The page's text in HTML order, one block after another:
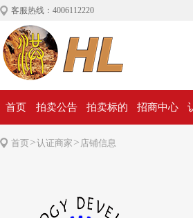
客服热线：4006112220
首页 拍卖公告 拍卖标的 招商中心
首页>认证商家 > 店铺信息